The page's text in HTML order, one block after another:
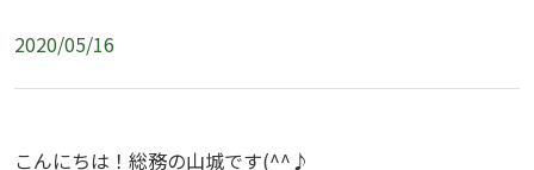
2020/05/16
こんにちは！総務の山城です(^^♪